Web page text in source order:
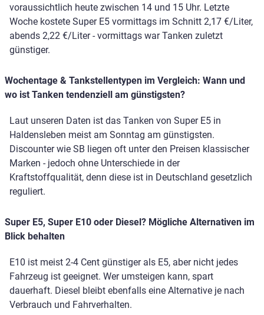
voraussichtlich heute zwischen 14 und 15 Uhr. Letzte
Woche kostete Super E5 vormittags im Schnitt 2,17 €/Liter,
abends 2,22 €/Liter - vormittags war Tanken zuletzt
günstiger.
Wochentage & Tankstellentypen im Vergleich: Wann und
wo ist Tanken tendenziell am günstigsten?
Laut unseren Daten ist das Tanken von Super E5 in
Haldensleben meist am Sonntag am günstigsten.
Discounter wie SB liegen oft unter den Preisen klassischer
Marken - jedoch ohne Unterschiede in der
Kraftstoffqualität, denn diese ist in Deutschland gesetzlich
reguliert.
Super E5, Super E10 oder Diesel? Mögliche Alternativen im
Blick behalten
E10 ist meist 2-4 Cent günstiger als E5, aber nicht jedes
Fahrzeug ist geeignet. Wer umsteigen kann, spart
dauerhaft. Diesel bleibt ebenfalls eine Alternative je nach
Verbrauch und Fahrverhalten.